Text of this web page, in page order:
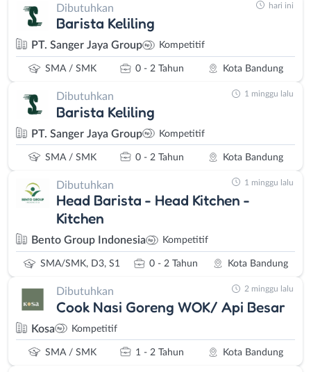
Dibutuhkan
Barista Keliling
PT. Sanger Jaya Group Kompetitif
SMA / SMK 0 - 2 Tahun Kota Bandung
hari ini
Dibutuhkan
Barista Keliling
PT. Sanger Jaya Group Kompetitif
SMA / SMK 0 - 2 Tahun Kota Bandung
1 minggu lalu
Dibutuhkan
Head Barista - Head Kitchen -
Kitchen
Bento Group Indonesia Kompetitif
SMA/SMK, D3, S1 0 - 2 Tahun Kota Bandung
1 minggu lalu
Dibutuhkan
Cook Nasi Goreng WOK/ Api Besar
Kosa Kompetitif
SMA / SMK 1 - 2 Tahun Kota Bandung
2 minggu lalu